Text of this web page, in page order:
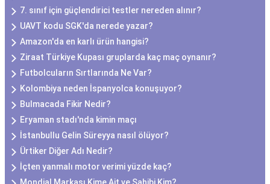
7. sınıf için güçlendirici testler nereden alınır?
UAVT kodu SGK'da nerede yazar?
Amazon'da en karlı ürün hangisi?
Ziraat Türkiye Kupası gruplarda kaç maç oynanır?
Futbolcuların Sırtlarında Ne Var?
Kolombiya neden İspanyolca konuşuyor?
Bulmacada Fikir Nedir?
Eryaman stadı'nda kimin maçı
İstanbullu Gelin Süreyya nasıl ölüyor?
Ürtiker Diğer Adı Nedir?
İçten yanmalı motor verimi yüzde kaç?